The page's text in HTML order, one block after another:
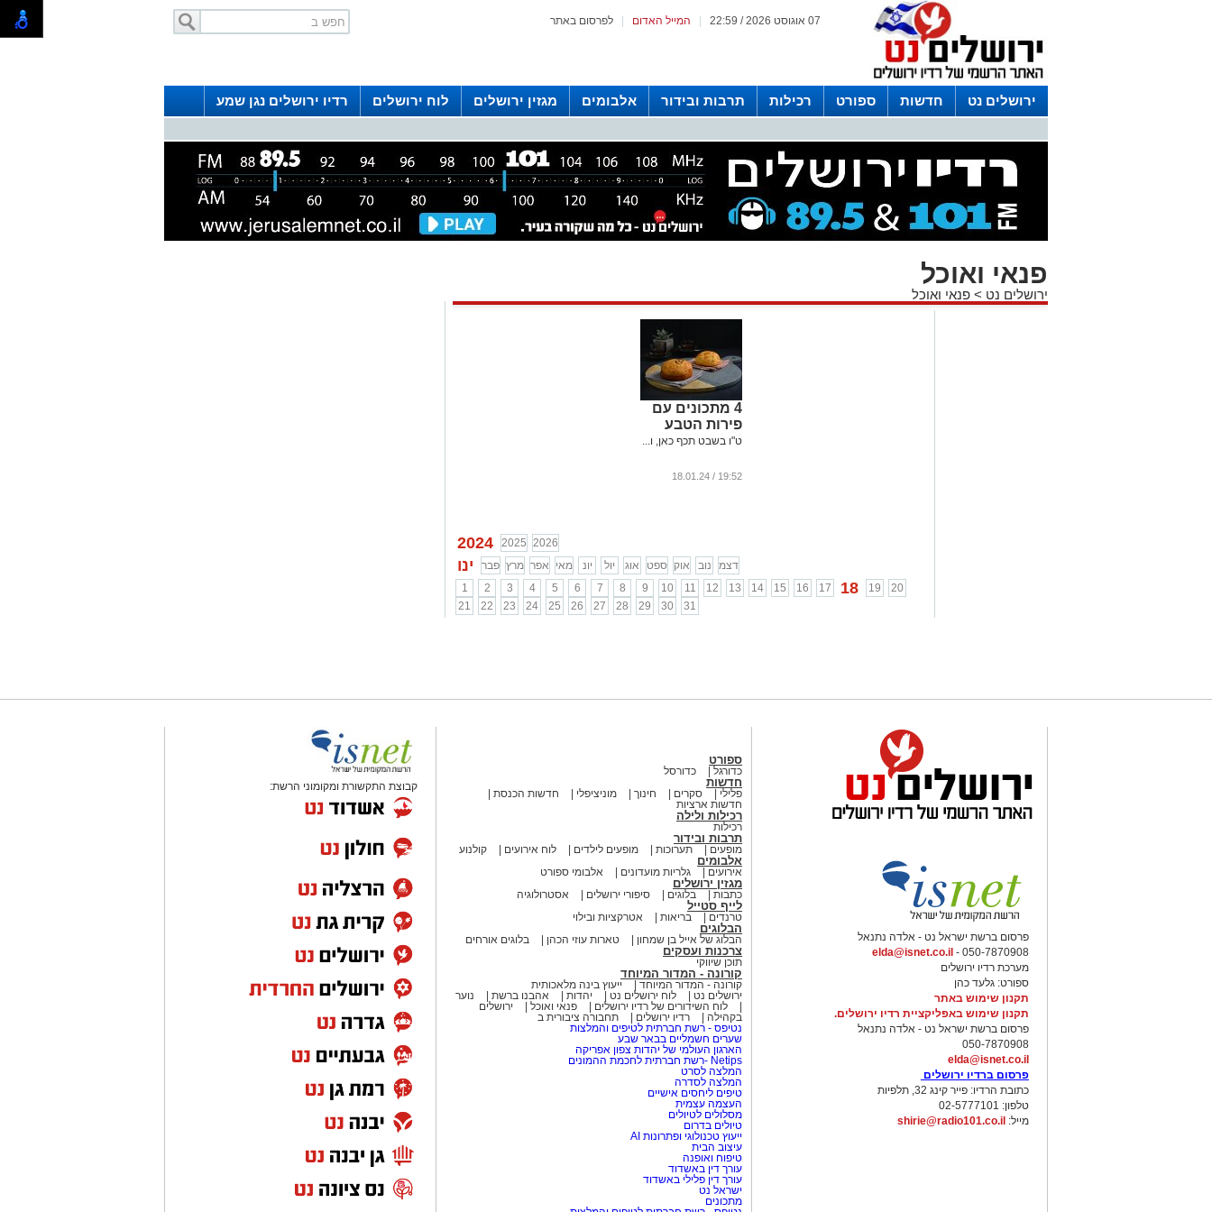
לפרסום באתר המייל האדום 07 אוגוסט 2026 / 22:59
ירושלים נט חדשות ספורט רכילות תרבות ובידור אלבומים מגזין ירושלים לוח ירושלים
רדיו ירושלים נגן שמע
פנאי ואוכל
ירושלים נט > פנאי ואוכל
4 מתכונים עם
פירות הטבע
ט"ו בשבט תכף כאן, ו...
19:52 / 18.01.24
2024 2025 2026
ינו פבר מרץ אפר מאי יונ יול אוג ספט אוק נוב
דצמ
1
2 3 4 5 6 7 8 9 10 11 12 13 14 15 16 17 18 19
20
21
22 23 24 25 26 27 28 29 30 31
פרסום ברשת ישראל נט - אלדה נתנאל
050-7870908 -
elda@isnet.co.il
מערכת רדיו ירושלים
ספורט: גלעד כהן
תקנון שימוש באתר
תקנון שימוש באפליקציית רדיו ירושלים.
פרסום ברשת ישראל נט - אלדה נתנאל
050-7870908
elda@isnet.co.il
פרסום ברדיו ירושלים
כתובת הרדיו: פייר קינג 32, תלפיות
טלפון: 02-5777101
מייל: shirie@radio101.co.il
ספורט
כדורגל כדורסל
חדשות
פלילי סקרים חינוך מוניציפלי
חדשות הכנסת
חדשות ארציות
רכילות ולילה
רכילות
תרבות ובידור
מופעים תערוכות מופעים לילדים לוח אירועים קולנוע
אלבומים
אירועים גלריות מועדונים אלבומי ספורט
מגזין ירושלים
כתבות בלוגים סיפורי ירושלים אסטרולוגיה
לייף סטייל
טרנדים בריאות אטרקציות ובילוי
הבלוגים
הבלוג של אייל בן שמחון טארות עוזי הכהן בלוגים אורחים
צרכנות ועסקים
תוכן שיווקי
קורונה - המדור המיוחד
קורונה - המדור המיוחד
ייעוץ בינה מלאכותית
ירושלים נט
לוח ירושלים נט יהדות אהבנו ברשת
נוער
לוח השידורים של רדיו ירושלים
פנאי ואוכל
ירושלים
בקהילה
רדיו ירושלים
תחבורה ציבורית ב
נטיפס - רשת חברתית לטיפים והמלצות
שערים חשמליים בבאר שבע
הארגון העולמי של יהדות צפון אפריקה
Netips -רשת חברתית לחכמת ההמונים
המלצה לסרט
המלצה לסדרה
טיפים ליחסים אישיים
העצמה עצמית
מסלולים לטיולים
טיולים בדרום
ייעוץ טכנולוגי ופתרונות AI
עיצוב הבית
טיפוח ואופנה
עורך דין באשדוד
עורך דין פלילי באשדוד
ישראל נט
מתכונים
קבוצת התקשורת ומקומוני הרשת: